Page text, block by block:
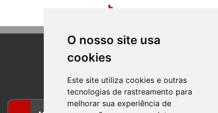
O nosso site usa
cookies
Este site utiliza cookies e outras
tecnologias de rastreamento para
melhorar sua experiência de
BOM PRINCIPIO
RIO GRANDE DO SUL